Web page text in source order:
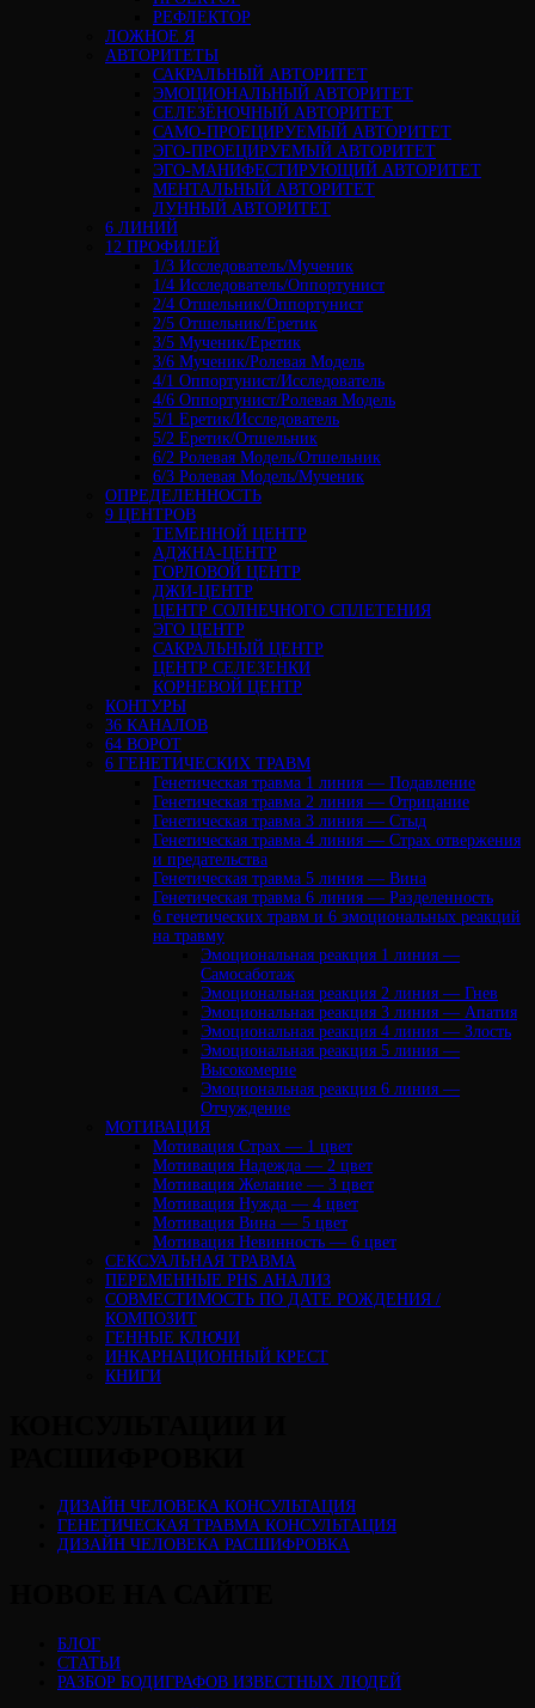
РЕФЛЕКТОР
ЛОЖНОЕ Я
АВТОРИТЕТЫ
САКРАЛЬНЫЙ АВТОРИТЕТ
ЭМОЦИОНАЛЬНЫЙ АВТОРИТЕТ
СЕЛЕЗЁНОЧНЫЙ АВТОРИТЕТ
САМО-ПРОЕЦИРУЕМЫЙ АВТОРИТЕТ
ЭГО-ПРОЕЦИРУЕМЫЙ АВТОРИТЕТ
ЭГО-МАНИФЕСТИРУЮЩИЙ АВТОРИТЕТ
МЕНТАЛЬНЫЙ АВТОРИТЕТ
ЛУННЫЙ АВТОРИТЕТ
6 ЛИНИЙ
12 ПРОФИЛЕЙ
1/3 Исследователь/Мученик
1/4 Исследователь/Оппортунист
2/4 Отшельник/Оппортунист
2/5 Отшельник/Еретик
3/5 Мученик/Еретик
3/6 Мученик/Ролевая Модель
4/1 Оппортунист/Исследователь
4/6 Оппортунист/Ролевая Модель
5/1 Еретик/Исследователь
5/2 Еретик/Отшельник
6/2 Ролевая Модель/Отшельник
6/3 Ролевая Модель/Мученик
ОПРЕДЕЛЕННОСТЬ
9 ЦЕНТРОВ
ТЕМЕННОЙ ЦЕНТР
АДЖНА-ЦЕНТР
ГОРЛОВОЙ ЦЕНТР
ДЖИ-ЦЕНТР
ЦЕНТР СОЛНЕЧНОГО СПЛЕТЕНИЯ
ЭГО ЦЕНТР
САКРАЛЬНЫЙ ЦЕНТР
ЦЕНТР СЕЛЕЗЕНКИ
КОРНЕВОЙ ЦЕНТР
КОНТУРЫ
36 КАНАЛОВ
64 ВОРОТ
6 ГЕНЕТИЧЕСКИХ ТРАВМ
Генетическая травма 1 линия — Подавление
Генетическая травма 2 линия — Отрицание
Генетическая травма 3 линия — Стыд
Генетическая травма 4 линия — Страх отвержения
и предательства
Генетическая травма 5 линия — Вина
Генетическая травма 6 линия — Разделенность
6 генетических травм и 6 эмоциональных реакций
на травму
Эмоциональная реакция 1 линия —
Самосаботаж
Эмоциональная реакция 2 линия — Гнев
Эмоциональная реакция 3 линия — Апатия
Эмоциональная реакция 4 линия — Злость
Эмоциональная реакция 5 линия —
Высокомерие
Эмоциональная реакция 6 линия —
Отчуждение
МОТИВАЦИЯ
Мотивация Страх — 1 цвет
Мотивация Надежда — 2 цвет
Мотивация Желание — 3 цвет
Мотивация Нужда — 4 цвет
Мотивация Вина — 5 цвет
Мотивация Невинность — 6 цвет
СЕКСУАЛЬНАЯ ТРАВМА
ПЕРЕМЕННЫЕ PHS АНАЛИЗ
CОВМЕСТИМОСТЬ ПО ДАТЕ РОЖДЕНИЯ /
КОМПОЗИТ
ГЕННЫЕ КЛЮЧИ
ИНКАРНАЦИОННЫЙ КРЕСТ
КНИГИ
ДИЗАЙН ЧЕЛОВЕКА КОНСУЛЬТАЦИЯ
ГЕНЕТИЧЕСКАЯ ТРАВМА КОНСУЛЬТАЦИЯ
ДИЗАЙН ЧЕЛОВЕКА РАСШИФРОВКА
БЛОГ
СТАТЬИ
РАЗБОР БОДИГРАФОВ ИЗВЕСТНЫХ ЛЮДЕЙ